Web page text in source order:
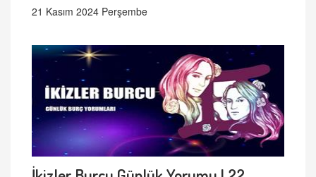
21 Kasım 2024 Perşembe